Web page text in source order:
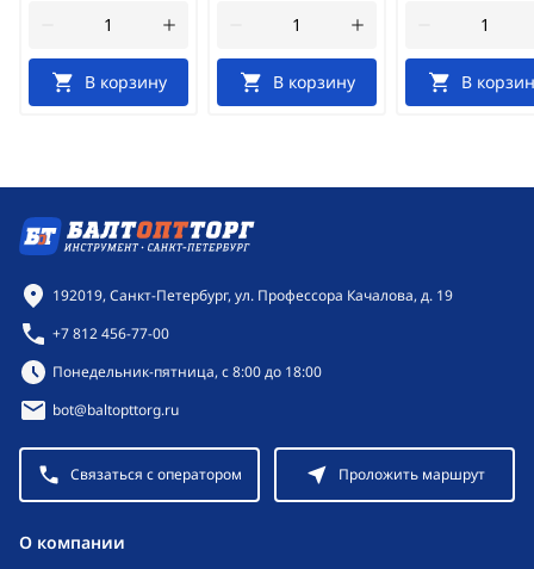
В корзину В корзину В
O компании
Контактная информация
192019, Санкт-Петербург, ул. Профессора Качалова, д. 19
+7 812 456-77-00
Режим работы:
Понедельник-пятница, с 8:00 до 18:00
bot@baltopttorg.ru
Связаться с оператором Проложить маршрут